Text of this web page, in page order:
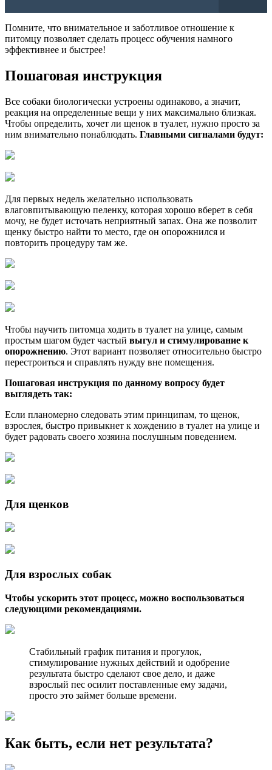
Помните, что внимательное и заботливое отношение к
питомцу позволяет сделать процесс обучения намного
эффективнее и быстрее!
Пошаговая инструкция
Все собаки биологически устроены одинаково, а значит,
реакция на определенные вещи у них максимально близкая.
Чтобы определить, хочет ли щенок в туалет, нужно просто за
ним внимательно понаблюдать. Главными сигналами будут:
Для первых недель желательно использовать
влаговпитывающую пеленку, которая хорошо вберет в себя
мочу, не будет источать неприятный запах. Она же позволит
щенку быстро найти то место, где он опорожнился и
повторить процедуру там же.
Чтобы научить питомца ходить в туалет на улице, самым
простым шагом будет частый выгул и стимулирование к
опорожнению. Этот вариант позволяет относительно быстро
перестроиться и справлять нужду вне помещения.
Пошаговая инструкция по данному вопросу будет
выглядеть так:
Если планомерно следовать этим принципам, то щенок,
взрослея, быстро привыкнет к хождению в туалет на улице и
будет радовать своего хозяина послушным поведением.
Для щенков
Для взрослых собак
Чтобы ускорить этот процесс, можно воспользоваться
следующими рекомендациями.
Стабильный график питания и прогулок,
стимулирование нужных действий и одобрение
результата быстро сделают свое дело, и даже
взрослый пес осилит поставленные ему задачи,
просто это займет больше времени.
Как быть, если нет результата?